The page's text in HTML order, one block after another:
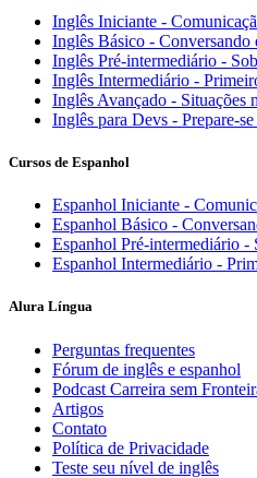
Inglês Iniciante -
Inglês Básico - Conversando
Inglês Pré-intermediário -
Inglês Intermediário -
Inglês Avançado - Situações
Inglês para Devs - Prepare-
Cursos de Espanhol
Espanhol Iniciante -
Espanhol Básico -
Espanhol Pré-intermediário -
Espanhol Intermediário -
Alura Língua
Perguntas frequentes
Fórum de inglês e espanhol
Podcast Carreira sem
Artigos
Contato
Política de Privacidade
Teste seu nível de inglês